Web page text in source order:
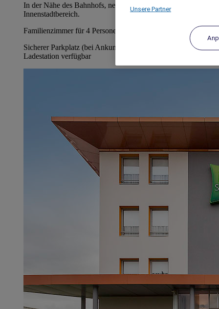
In der Nähe des Bahnhofs, neben dem Kino, 1 km vom
Innenstadtbereich.
Familienzimmer für 4 Personen
Sicherer Parkplatz (bei Ankunft buchbar) / Elektro-
Ladestation verfügbar
Unsere Partner